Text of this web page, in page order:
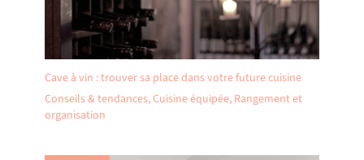
Cave à vin : trouver sa place dans votre future cuisine
Conseils & tendances,Cuisine équipée, Rangement et
organisation